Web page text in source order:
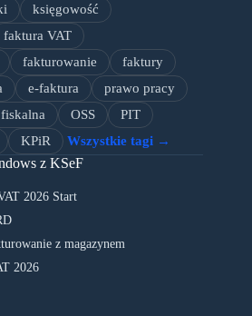
księgowość
faktura VAT
fakturowanie
faktury
e-faktura
prawo pracy
OSS
PIT
KPiR Wszystkie tagi →
z KSeF
2026 Start
z magazynem
2026